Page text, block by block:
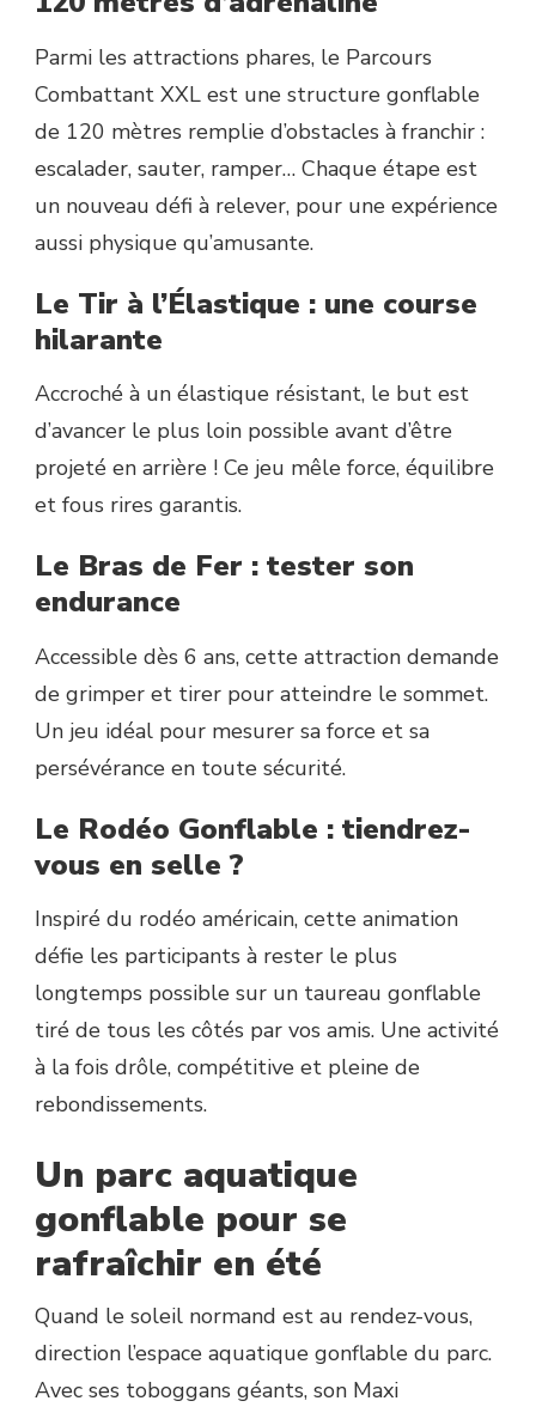
Parmi les attractions phares, le Parcours
Combattant XXL est une structure gonflable
de 120 mètres remplie d’obstacles à franchir :
escalader, sauter, ramper… Chaque étape est
un nouveau défi à relever, pour une expérience
aussi physique qu’amusante.
Le Tir à l’Élastique : une course
hilarante
Accroché à un élastique résistant, le but est
d’avancer le plus loin possible avant d’être
projeté en arrière ! Ce jeu mêle force, équilibre
et fous rires garantis.
Le Bras de Fer : tester son
endurance
Accessible dès 6 ans, cette attraction demande
de grimper et tirer pour atteindre le sommet.
Un jeu idéal pour mesurer sa force et sa
persévérance en toute sécurité.
Le Rodéo Gonflable : tiendrez-
vous en selle ?
Inspiré du rodéo américain, cette animation
défie les participants à rester le plus
longtemps possible sur un taureau gonflable
tiré de tous les côtés par vos amis. Une activité
à la fois drôle, compétitive et pleine de
rebondissements.
Un parc aquatique
gonflable pour se
rafraîchir en été
Quand le soleil normand est au rendez-vous,
direction l’espace aquatique gonflable du parc.
Avec ses toboggans géants, son Maxi